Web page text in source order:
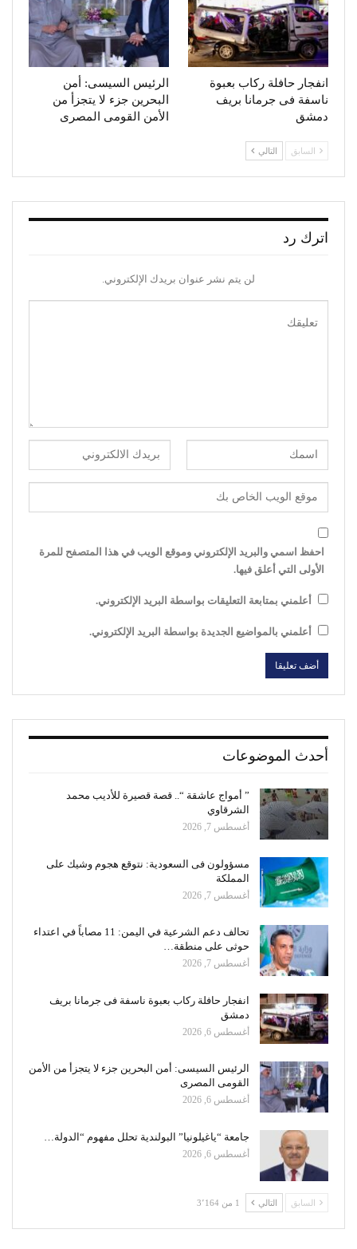
انفجار حافلة ركاب بعبوة
ناسفة فى جرمانا بريف
دمشق
الرئيس السيسى: أمن
البحرين جزء لا يتجزأ من
الأمن القومى المصرى
السابق التالي
اترك رد
لن يتم نشر عنوان بريدك الإلكتروني.
احفظ اسمي والبريد الإلكتروني وموقع الويب في هذا المتصفح للمرة
الأولى التي أعلق فيها.
أعلمني بمتابعة التعليقات بواسطة البريد الإلكتروني.
أعلمني بالمواضيع الجديدة بواسطة البريد الإلكتروني.
أحدث الموضوعات
” أمواج عاشقة “.. قصة قصيرة للأديب محمد
الشرقاوي
أغسطس 7, 2026
مسؤولون فى السعودية: نتوقع هجوم وشيك على
المملكة
أغسطس 7, 2026
تحالف دعم الشرعية في اليمن: 11 مصاباً في اعتداء
حوثى على منطقة…
أغسطس 7, 2026
انفجار حافلة ركاب بعبوة ناسفة فى جرمانا بريف
دمشق
أغسطس 6, 2026
الرئيس السيسى: أمن البحرين جزء لا يتجزأ من الأمن
القومى المصرى
أغسطس 6, 2026
جامعة “ياغيلونيا” البولندية تحلل مفهوم “الدولة…
أغسطس 6, 2026
السابق التالي 1 من 3٬164